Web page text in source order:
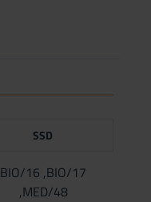
SSD
BIO/16 ,BIO/17
,MED/48